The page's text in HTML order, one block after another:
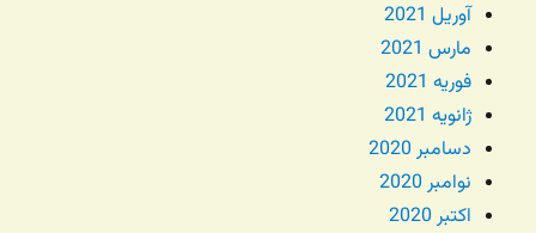
آوریل 2021
مارس 2021
فوریه 2021
ژانویه 2021
دسامبر 2020
نوامبر 2020
اکتبر 2020